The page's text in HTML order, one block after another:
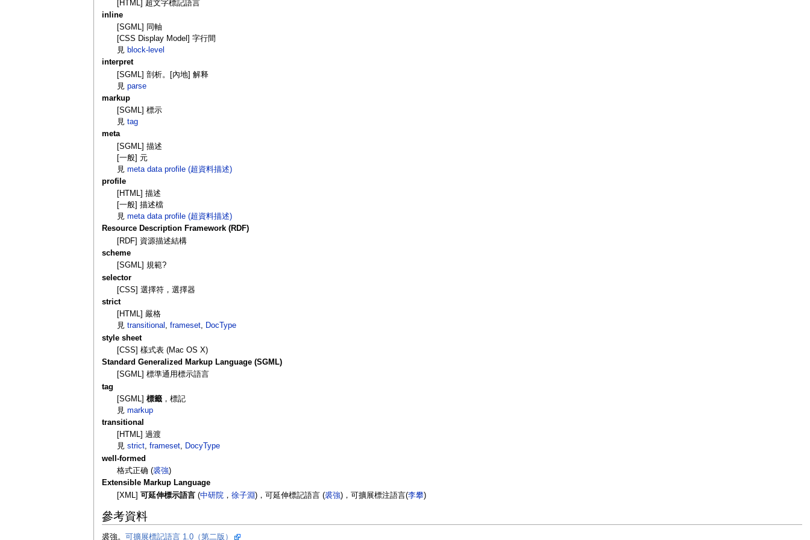
[HTML] 超文字標記語言
inline
[SGML] 同軸
[CSS Display Model] 字行間
見 block-level
interpret
[SGML] 剖析。[內地] 解释
見parse
markup
[SGML] 標示
見tag
meta
[SGML] 描述
[一般] 元
見meta data profile (超資料描述)
profile
[HTML] 描述
[一般] 描述檔
見meta data profile (超資料描述)
Resource Description Framework (RDF)
[RDF] 資源描述結構
scheme
[SGML] 規範?
selector
[CSS] 選擇符，選擇器
strict
[HTML] 嚴格
見transitional ,frameset, DocType
style sheet
[CSS] 樣式表 (Mac OS X)
Standard Generalized Markup Language (SGML)
[SGML] 標準通用標示語言
tag
[SGML]標籤 ，標記
見markup
transitional
[HTML] 過渡
見strict,frameset, DocyType
well-formed
格式正确 (裘強)
Extensible Markup Language
[XML]可延伸標示語言 (中研院 ，徐子淵)，可延伸標記語言 (裘強)，可擴展標注語言(李攀)
參考資料
裘強。 可擴展標記語言 1.0（第二版）